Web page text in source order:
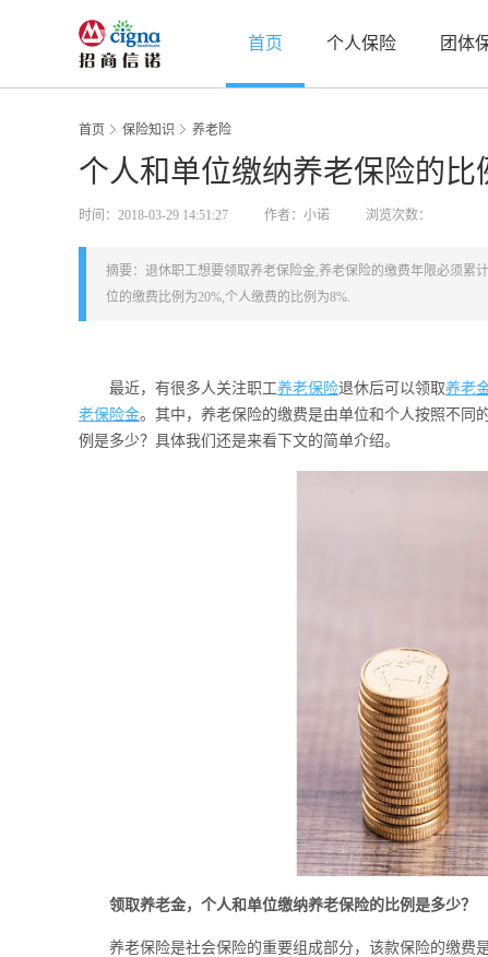
首页
个人保险 团体
首页 保险知识 养老险
个人和单位缴纳养老保险的比
时间：2018-03-29 14:51:27 作者：小诺 浏览次数：
摘要：退休职工想要领取养老保险金,养老保险的缴费年限必须累
位的缴费比例为20%,个人缴费的比例为8%.
最近，有很多人关注职工养老保险退休后可以领取养老
老保险金。其中，养老保险的缴费是由单位和个人按照不同
例是多少？具体我们还是来看下文的简单介绍。
领取养老金，个人和单位缴纳养老保险的比例是多少？
养老保险是社会保险的重要组成部分，该款保险的缴费